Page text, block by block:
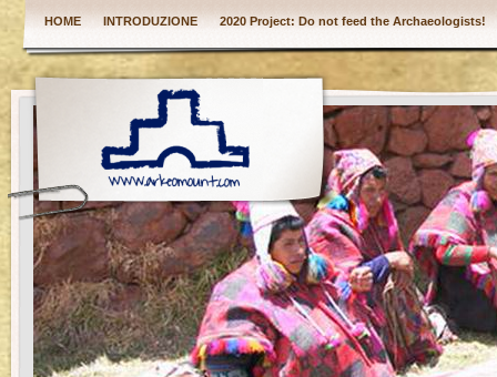
HOME INTRODUZIONE 2020 Project: Do not feed the Archaeologists!